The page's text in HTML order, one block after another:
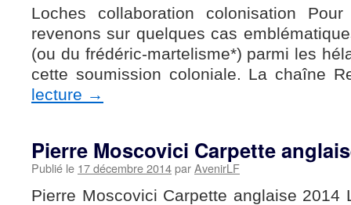
Loches collaboration colonisation
revenons sur quelques cas
(ou du frédéric-martelisme*) parmi les
cette soumission coloniale. La chaîne
lecture →
Pierre Moscovici Carpette
Publié le 17 décembre 2014parAvenirLF
Pierre Moscovici Carpette anglaise 2014